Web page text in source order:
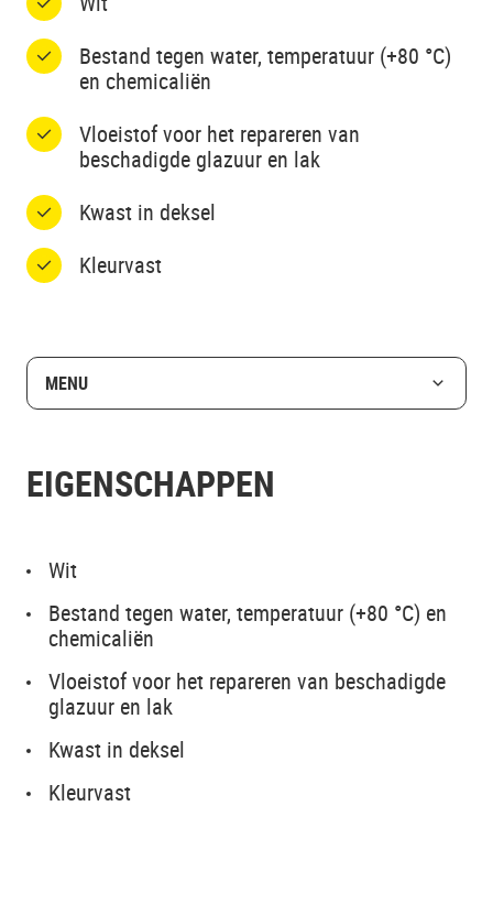
Bestand tegen water, temperatuur (+80 °C)
en chemicaliën
Vloeistof voor het repareren van
beschadigde glazuur en lak
Kwast in deksel
Kleurvast
MENU
EIGENSCHAPPEN
Wit
Bestand tegen water, temperatuur (+80 °C) en
chemicaliën
Vloeistof voor het repareren van beschadigde
glazuur en lak
Kwast in deksel
Kleurvast